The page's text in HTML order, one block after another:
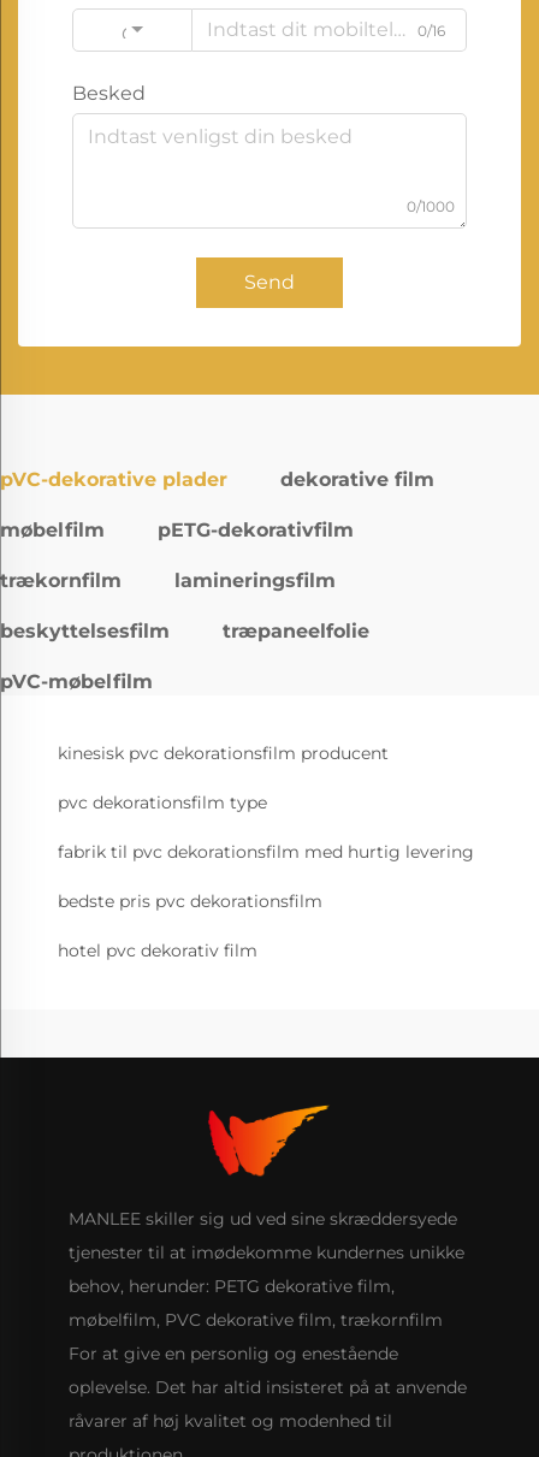
Code
0/16
Besked
0/1000
Send
pVC-dekorative plader dekorative film
møbelfilm pETG-dekorativfilm
trækornfilm lamineringsfilm
beskyttelsesfilm træpaneelfolie
pVC-møbelfilm
kinesisk pvc dekorationsfilm producent
pvc dekorationsfilm type
fabrik til pvc dekorationsfilm med hurtig levering
bedste pris pvc dekorationsfilm
hotel pvc dekorativ film
MANLEE skiller sig ud ved sine skræddersyede
tjenester til at imødekomme kundernes unikke
behov, herunder: PETG dekorative film,
møbelfilm, PVC dekorative film, trækornfilm
For at give en personlig og enestående
oplevelse. Det har altid insisteret på at anvende
råvarer af høj kvalitet og modenhed til